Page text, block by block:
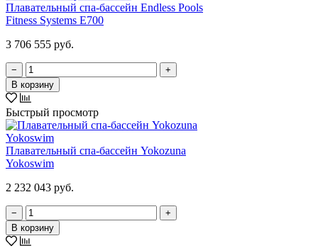
Плавательный спа-бассейн Endless Pools
Fitness Systems E700
3 706 555 руб.
−
+
В корзину
Быстрый просмотр
Плавательный спа-бассейн Yokozuna
Yokoswim
2 232 043 руб.
−
+
В корзину